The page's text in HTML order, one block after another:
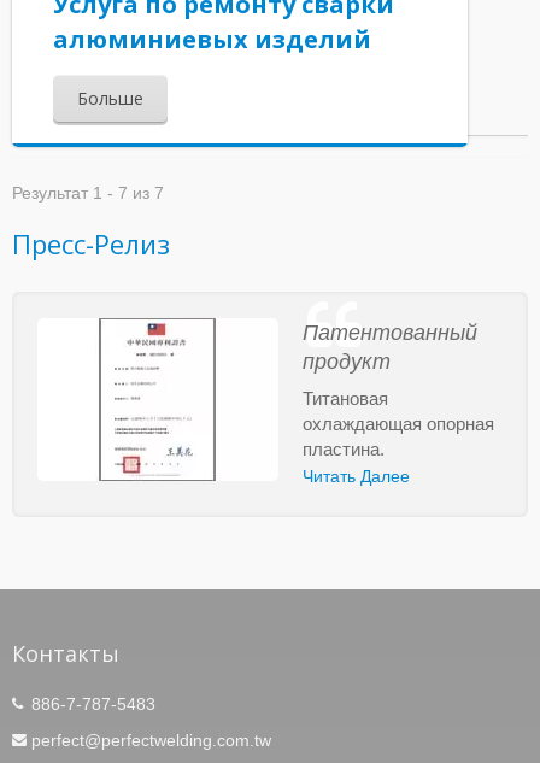
алюминиевых изделий
Больше
Результат 1 - 7 из 7
Пресс-Релиз
Патентованный
продукт
Титановая
охлаждающая опорная
пластина.
Читать Далее
Контакты
886-7-787-5483
perfect@perfectwelding.com.tw